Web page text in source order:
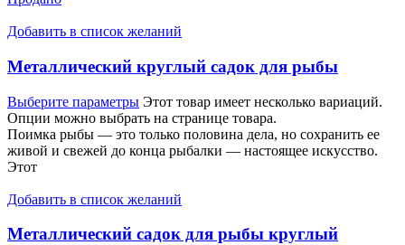
Добавить в список желаний
Металлический круглый садок для рыбы
Выберите параметры Этот товар имеет несколько вариаций.
Опции можно выбрать на странице товара.
Поимка рыбы — это только половина дела, но сохранить ее
живой и свежей до конца рыбалки — настоящее искусство.
Этот
Добавить в список желаний
Металлический садок для рыбы круглый